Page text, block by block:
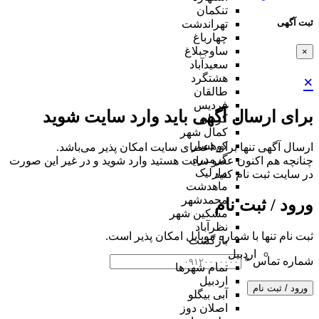
ثبت آگهی
×
×
برای ارسال آگهی باید وارد سایت شوید
ارسال آگهی تنها برای اعضای سایت امکان پذیر می‌باشد.
چنانچه هم‌ اکنون عضو سایت هستید وارد شوید و در غیر این صورت
در سایت ثبت نام کنید
ورود / ثبت نام
ثبت نام تنها با شماره موبایل امکان پذیر است.
شماره تماس*
ورود / ثبت نام
تنکمان
تهراندشت
چهارباغ
ساوجبلاغ
سعیدآباد
هشتگرد
طالقان
فردیس
کردان
کمال شهر
کوهسار
گرمدره
مارلیک
ماهدشت
محمدشهر
مشکین شهر
نظرآباد
بازگشت
اردبیل
تمام شهر‌ها
اردبیل
آبی بیگلو
اصلان دوز